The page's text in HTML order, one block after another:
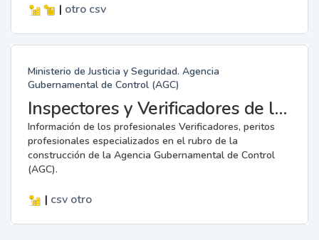
| otro csv
Ministerio de Justicia y Seguridad. Agencia
Gubernamental de Control (AGC)
Inspectores y Verificadores de la AGC
Información de los profesionales Verificadores, peritos
profesionales especializados en el rubro de la
construcción de la Agencia Gubernamental de Control
(AGC).
| csv otro